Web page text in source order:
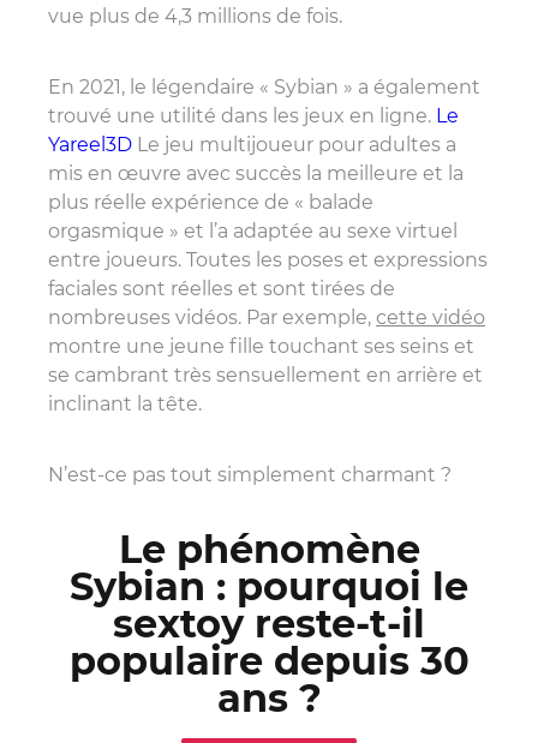
vue plus de 4,3 millions de fois.
En 2021, le légendaire « Sybian » a également
trouvé une utilité dans les jeux en ligne. Le
Yareel3D Le jeu multijoueur pour adultes a
mis en œuvre avec succès la meilleure et la
plus réelle expérience de « balade
orgasmique » et l’a adaptée au sexe virtuel
entre joueurs. Toutes les poses et expressions
faciales sont réelles et sont tirées de
nombreuses vidéos. Par exemple, cette vidéo
montre une jeune fille touchant ses seins et
se cambrant très sensuellement en arrière et
inclinant la tête.
N’est-ce pas tout simplement charmant ?
Le phénomène
Sybian : pourquoi le
sextoy reste-t-il
populaire depuis 30
ans ?